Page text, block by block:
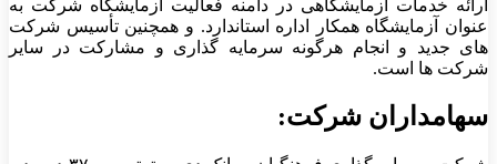
ارائه خدمات آزمایشگاهی در دامنه فعالیت آزمایشگاه شرکت به
عنوان آزمایشگاه همکار اداره استاندارد. و همچنین تأسیس شرکت
های جدید و انجام هرگونه سرمایه گذاری و مشارکت در سایر
شرکت ها است.
سهامداران شرکت: